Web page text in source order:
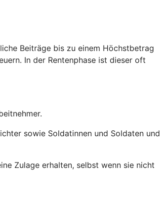
Beiträge bis zu einem Höchstbetrag
In der Rentenphase ist dieser oft
sowie Soldatinnen und Soldaten und
Zulage erhalten, selbst wenn sie nicht